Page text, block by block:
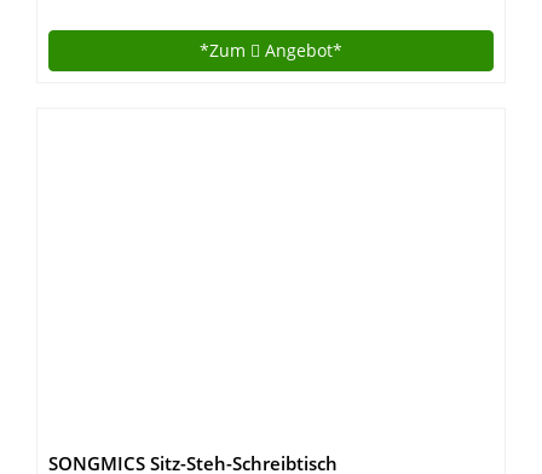
*Zum Angebot*
SONGMICS Sitz-Steh-Schreibtisch